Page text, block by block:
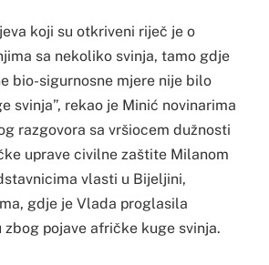
koji su otkriveni riječ je o
sa nekoliko svinja, tamo gdje
bio-sigurnosne mjere nije bilo
svinja”, rekao je Minić novinarima
razgovora sa vršiocem dužnosti
uprave civilne zaštite Milanom
vlasti u Bijeljini,
gdje je Vlada proglasila
pojave afričke kuge svinja.